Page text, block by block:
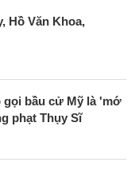
Hồ Văn Khoa,
gọi bầu cử Mỹ là 'mớ
phạt Thụy Sĩ